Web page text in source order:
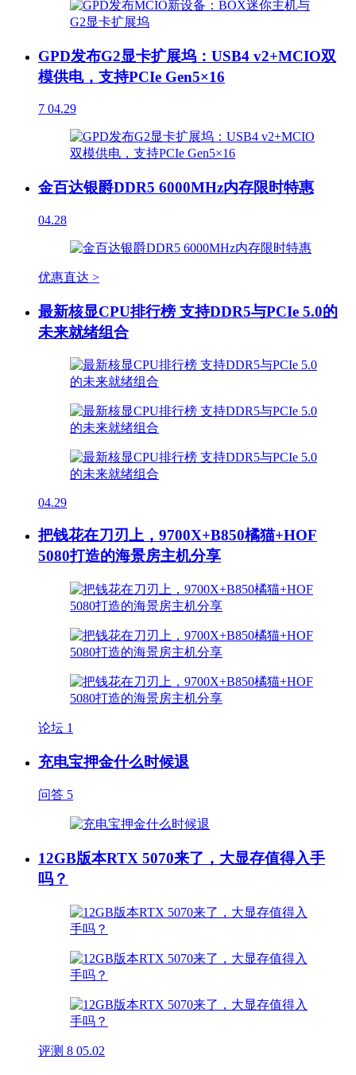
GPD发布G2显卡扩展坞：USB4 v2+MCIO双
模供电，支持PCIe Gen5×16
7 04.29
金百达银爵DDR5 6000MHz内存限时特惠
04.28
优惠直达 >
最新核显CPU排行榜 支持DDR5与PCIe 5.0的
未来就绪组合
04.29
把钱花在刀刃上，9700X+B850橘猫+HOF
5080打造的海景房主机分享
论坛 1
充电宝押金什么时候退
问答 5
12GB版本RTX 5070来了，大显存值得入手
吗？
评测 8 05.02